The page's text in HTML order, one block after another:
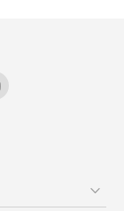
en